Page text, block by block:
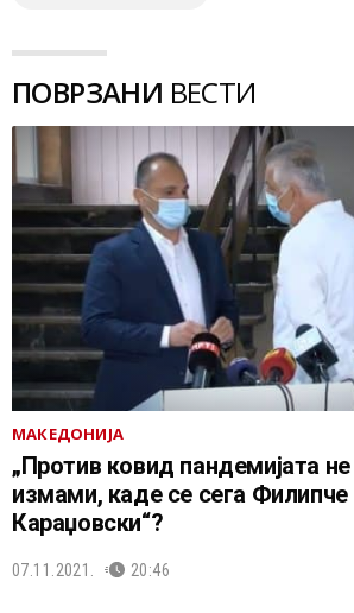
ПОВРЗАНИ ВЕСТИ
МАКЕДОНИЈА
„Против ковид пандемијата
измами, каде се сега Филипче
Караџовски“?
07.11.2021. 20:46